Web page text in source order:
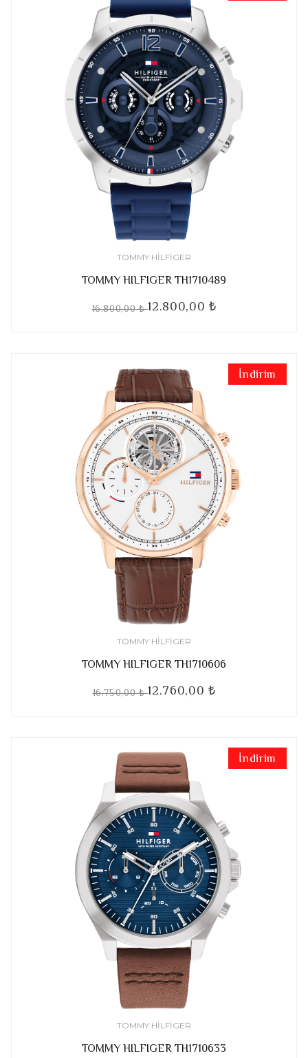
TOMMY HILFIGER
TOMMY HILFIGER TH1710489
16.800,00 ₺12.800,00 ₺
İndirim
TOMMY HILFIGER
TOMMY HILFIGER TH1710606
16.750,00 ₺12.760,00 ₺
İndirim
TOMMY HILFIGER
TOMMY HILFIGER TH1710633